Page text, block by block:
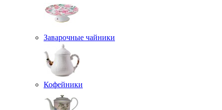
Заварочные чайники
Кофейники